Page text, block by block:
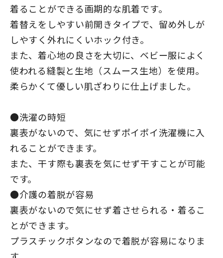
着ることができる画期的な肌着です。
着替えをしやすい前開きタイプで、留め外しが
しやすく外れにくいホック付き。
また、着心地の良さを大切に、ベビー服によく
使われる縫製と生地（スムース生地）を使用。
柔らかくて優しい肌ざわりに仕上げました。
●洗濯の時短
裏表がないので、気にせずポイポイ洗濯機に入
れることができます。
また、干す際も裏表を気にせず干すことが可能
です。
●介護の着脱が容易
裏表がないので気にせず着させられる・着るこ
とができます。
プラスチックボタンなので着脱が容易になりま